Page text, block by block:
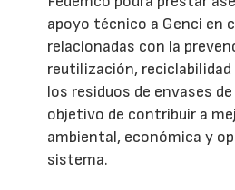
apoyo técnico a Genci en
relacionadas con la
reutilización,
los residuos de envases
objetivo de contribuir a
ambiental, económica y
sistema.